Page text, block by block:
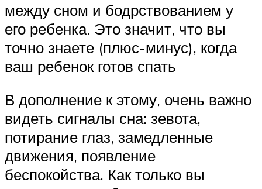
между сном и бодрствованием у
его ребенка. Это значит, что вы
точно знаете (плюс-минус), когда
ваш ребенок готов спать
В дополнение к этому, очень важно
видеть сигналы сна: зевота,
потирание глаз, замедленные
движения, появление
беспокойства. Как только вы